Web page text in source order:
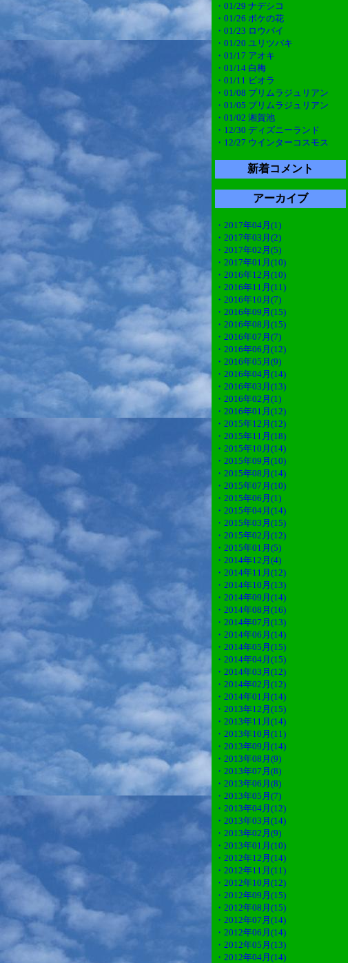
・01/29 ナデシコ
・01/26 ボケの花
・01/23 ロウバイ
・01/20 ユリツバキ
・01/17 アオキ
・01/14 白梅
・01/11 ビオラ
・01/08 プリムラジュリアン
・01/05 プリムラジュリアン
・01/02 湘賀池
・12/30 ディズニーランド
・12/27 ウインターコスモス
新着コメント
アーカイブ
・2017年04月(1)
・2017年03月(2)
・2017年02月(5)
・2017年01月(10)
・2016年12月(10)
・2016年11月(11)
・2016年10月(7)
・2016年09月(15)
・2016年08月(15)
・2016年07月(7)
・2016年06月(12)
・2016年05月(9)
・2016年04月(14)
・2016年03月(13)
・2016年02月(1)
・2016年01月(12)
・2015年12月(12)
・2015年11月(18)
・2015年10月(14)
・2015年09月(10)
・2015年08月(14)
・2015年07月(10)
・2015年06月(1)
・2015年04月(14)
・2015年03月(15)
・2015年02月(12)
・2015年01月(5)
・2014年12月(4)
・2014年11月(12)
・2014年10月(13)
・2014年09月(14)
・2014年08月(16)
・2014年07月(13)
・2014年06月(14)
・2014年05月(15)
・2014年04月(15)
・2014年03月(12)
・2014年02月(12)
・2014年01月(14)
・2013年12月(15)
・2013年11月(14)
・2013年10月(11)
・2013年09月(14)
・2013年08月(9)
・2013年07月(8)
・2013年06月(8)
・2013年05月(7)
・2013年04月(12)
・2013年03月(14)
・2013年02月(9)
・2013年01月(10)
・2012年12月(14)
・2012年11月(11)
・2012年10月(12)
・2012年09月(15)
・2012年08月(15)
・2012年07月(14)
・2012年06月(14)
・2012年05月(13)
・2012年04月(14)